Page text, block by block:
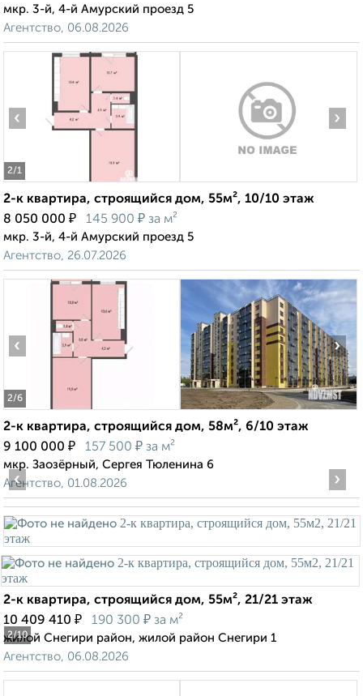
мкр. 3-й, 4-й Амурский проезд 5
Агентство, 06.08.2026
2/1
‹ ›
2-к квартира, строящийся дом, 55м², 10/10 этаж
8 050 000 ₽ 145 900 ₽ за м²
мкр. 3-й, 4-й Амурский проезд 5
Агентство, 26.07.2026
2/6
‹ ›
2-к квартира, строящийся дом, 58м², 6/10 этаж
9 100 000 ₽ 157 500 ₽ за м²
мкр. Заозёрный, Сергея Тюленина 6
Агентство, 01.08.2026
2/10
‹ ›
2-к квартира, строящийся дом, 55м², 21/21 этаж
10 409 410 ₽ 190 300 ₽ за м²
жилой Снегири район, жилой район Снегири 1
Агентство, 06.08.2026